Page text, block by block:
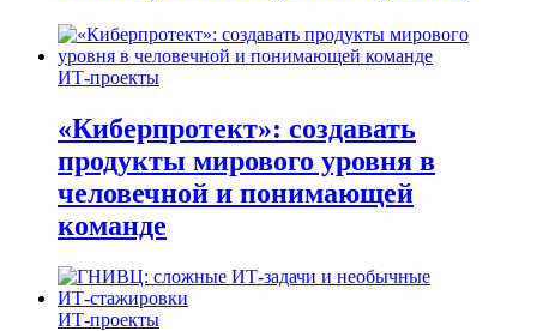
ИТ-проекты
«Киберпротект»: создавать
продукты мирового уровня в
человечной и понимающей
команде
ИТ-проекты